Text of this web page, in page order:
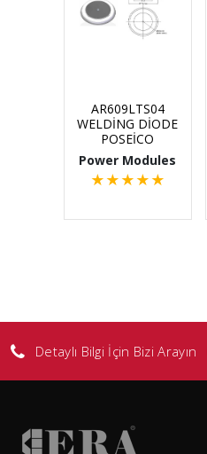
AR609LTS04
WELDİNG DİODE
POSEİCO
Power Modules
★ ★ ★ ★ ★
Detaylı Bilgi İçin Bizi Arayın